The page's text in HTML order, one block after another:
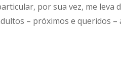
por sua vez, me leva
– próximos e queridos